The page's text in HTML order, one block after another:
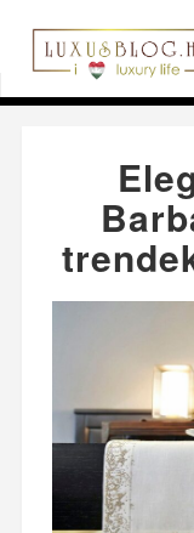
Kezdőlap»
Barbari terítők